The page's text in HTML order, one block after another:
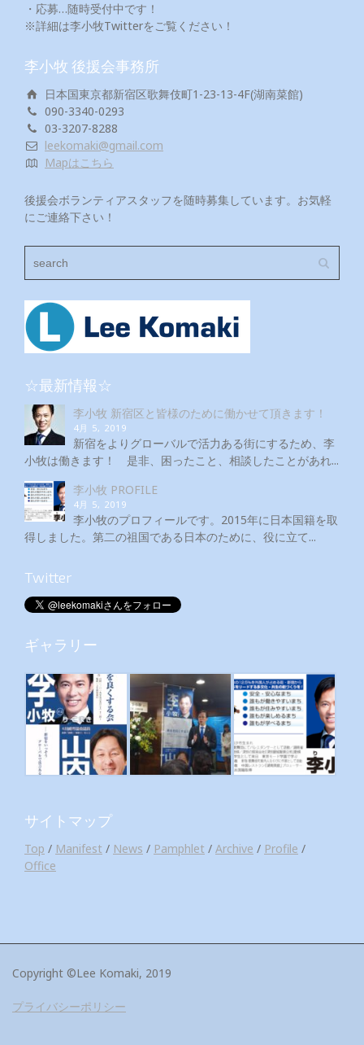
・応募…随時受付中です！
※詳細は李小牧Twitterをご覧ください！
李小牧 後援会事務所
日本国東京都新宿区歌舞伎町1-23-13-4F(湖南菜館)
090-3340-0293
03-3207-8288
leekomaki@gmail.com
Mapはこちら
後援会ボランティアスタッフを随時募集しています。お気軽
にご連絡下さい！
☆最新情報☆
李小牧 新宿区と皆様のために働かせて頂きます！
4月 5, 2019
新宿をよりグローバルで活力ある街にするため、李
小牧は働きます！ 是非、困ったこと、相談したことがあれ...
李小牧 PROFILE
4月 5, 2019
李小牧のプロフィールです。2015年に日本国籍を取
得しました。第二の祖国である日本のために、役に立て...
Twitter
ギャラリー
サイトマップ
Top / Manifest / News / Pamphlet / Archive / Profile /
Office
Copyright ©Lee Komaki, 2019
プライバシーポリシー